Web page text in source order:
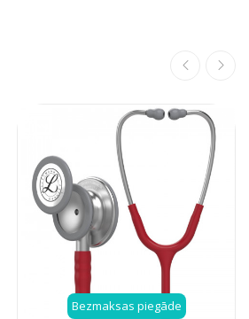
Bezmaksas piegāde